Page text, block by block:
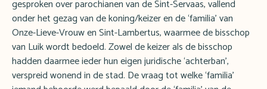
gesproken over parochianen van de Sint-Servaas, vallend
onder het gezag van de koning/keizer en de ‘familia’ van
Onze-Lieve-Vrouw en Sint-Lambertus, waarmee de bisschop
van Luik wordt bedoeld. Zowel de keizer als de bisschop
hadden daarmee ieder hun eigen juridische ‘achterban’,
verspreid wonend in de stad. De vraag tot welke ‘familia’